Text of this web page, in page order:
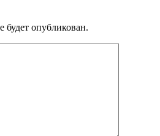
будет опубликован.